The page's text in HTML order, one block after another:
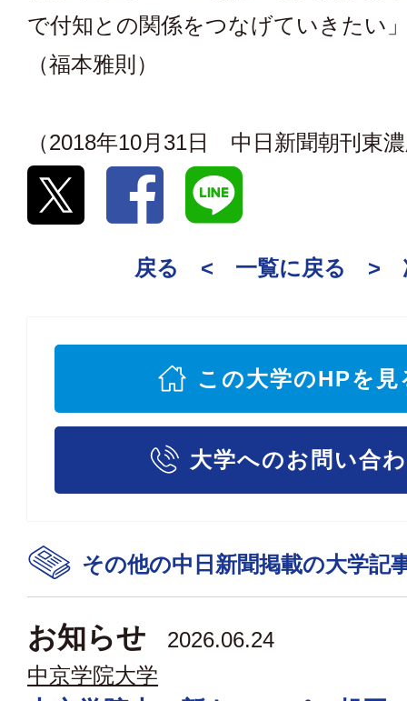
で付知との関係をつなげていきたい
（福本雅則）
（2018年10月31日 中日新聞朝刊東
戻る < 一覧に戻る >
この大学のHPを見
大学へのお問い合
その他の中日新聞掲載の大学記
お知らせ
2026.06.24
中京学院大学